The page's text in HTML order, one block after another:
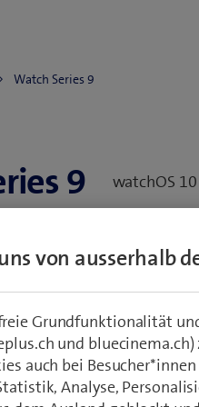
Watch Series 9
9 watchOS 10
Gehäuse)
Netz &
von ausserhalb
Grundfunktionalität
und
auch bei
Analyse,